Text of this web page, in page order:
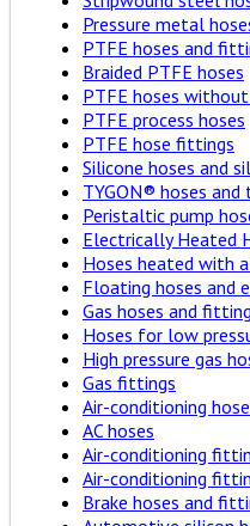
Pressure metal
PTFE hoses and
Braided PTFE hoses
PTFE hoses
PTFE process hoses
PTFE hose fittings
Silicone hoses and
TYGON® hoses and
Peristaltic pump
Electrically Heated
Hoses heated with
Floating hoses and
Gas hoses and
Hoses for low
High pressure gas
Gas fittings
Air-conditioning
AC hoses
Air-conditioning
Air-conditioning
Brake hoses and